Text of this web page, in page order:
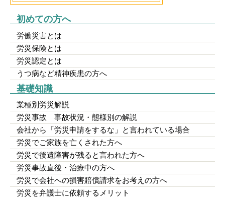
初めての方へ
労働災害とは
労災保険とは
労災認定とは
うつ病など精神疾患の方へ
基礎知識
業種別労災解説
労災事故 事故状況・態様別の解説
会社から「労災申請をするな」と言われている場合
労災でご家族を亡くされた方へ
労災で後遺障害が残ると言われた方へ
労災事故直後・治療中の方へ
労災で会社への損害賠償請求をお考えの方へ
労災を弁護士に依頼するメリット